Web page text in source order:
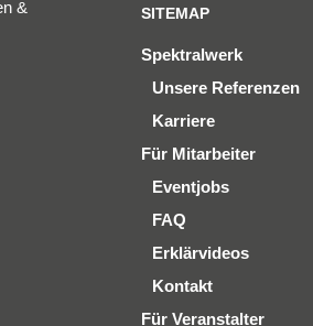
SITEMAP
Spektralwerk
Unsere Referenzen
Karriere
Für Mitarbeiter
Eventjobs
FAQ
Erklärvideos
Kontakt
Für Veranstalter